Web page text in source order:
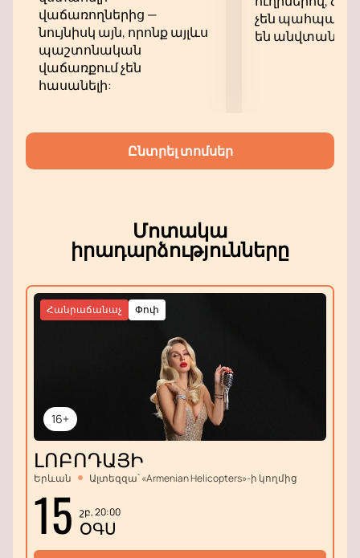
վաճառողներից —
նույնիսկ այն, որոնք այլևս
պաշտոնական
վաճառքում չեն
հասանելի:
չեն
են անվտանգ:
Ընտրել տոմսեր
Մոտակա
իրադարձությունները
16+
Փոփ
Հանրաճանաչ
ԼՈԲՈԴԱՅԻ
Երևան Ալտեզզա՝ «Armenian Helicopters»-ի կողմից
15 շբ, 20:00
ՕԳՍ